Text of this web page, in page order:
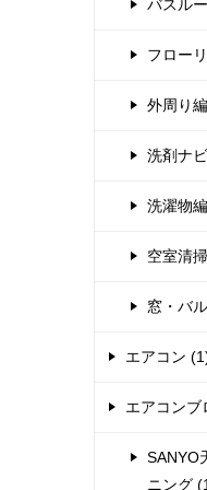
バスル
フロー
外周り
洗剤ナ
洗濯物
空室清
窓・バ
エアコン
エアコンブ
SANYO
ニング